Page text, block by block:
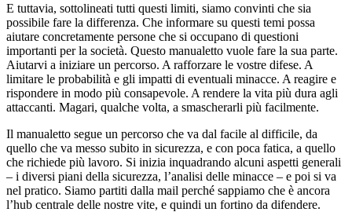
E tuttavia, sottolineati tutti questi limiti, siamo convinti che sia
possibile fare la differenza. Che informare su questi temi possa
aiutare concretamente persone che si occupano di questioni
importanti per la società. Questo manualetto vuole fare la sua parte.
Aiutarvi a iniziare un percorso. A rafforzare le vostre difese. A
limitare le probabilità e gli impatti di eventuali minacce. A reagire e
rispondere in modo più consapevole. A rendere la vita più dura agli
attaccanti. Magari, qualche volta, a smascherarli più facilmente.
Il manualetto segue un percorso che va dal facile al difficile, da
quello che va messo subito in sicurezza, e con poca fatica, a quello
che richiede più lavoro. Si inizia inquadrando alcuni aspetti generali
– i diversi piani della sicurezza, l’analisi delle minacce – e poi si va
nel pratico. Siamo partiti dalla mail perché sappiamo che è ancora
l’hub centrale delle nostre vite, e quindi un fortino da difendere.